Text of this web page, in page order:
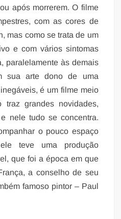
após morrerem. O filme
com as cores de
mas como se trata de um
e com vários sintomas
paralelamente às demais
sua arte dono de uma
é um filme meio
traz grandes novidades,
nele tudo se concentra.
o pouco espaço
teve uma produção
que foi a época em que
a conselho de seu
famoso pintor – Paul